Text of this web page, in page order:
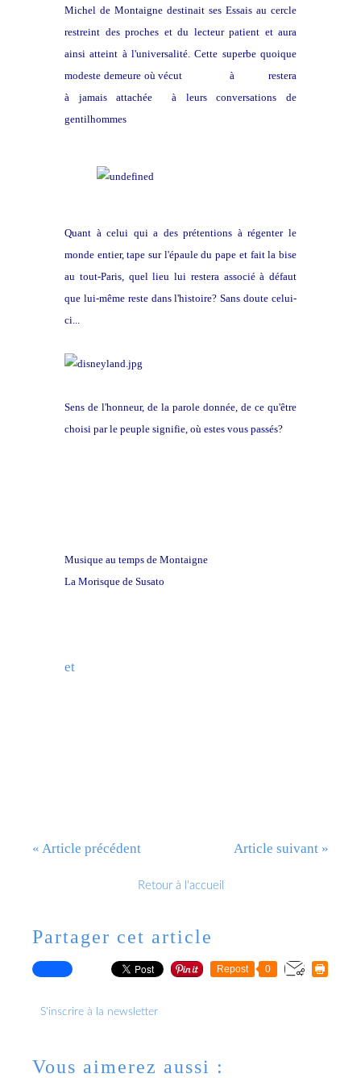
Michel de Montaigne destinait ses Essais au cercle
restreint des proches et du lecteur patient et aura
ainsi atteint à l'universalité. Cette superbe quoique
modeste demeure où vécut
à
restera
à jamais attachée à leurs conversations de
gentilhommes
Quant à celui qui a des prétentions à régenter le
monde entier, tape sur l'épaule du pape et fait la bise
au tout-Paris, quel lieu lui restera associé à défaut
que lui-même reste dans l'histoire? Sans doute celui-
ci...
Sens de l'honneur, de la parole donnée, de ce qu'être
choisi par le peuple signifie, où estes vous passés?
Musique au temps de Montaigne
La Morisque de Susato
et
« Article précédent Article suivant »
Retour à l'accueil
Partager cet article
Repost 0
S'inscrire à la newsletter
Vous aimerez aussi :